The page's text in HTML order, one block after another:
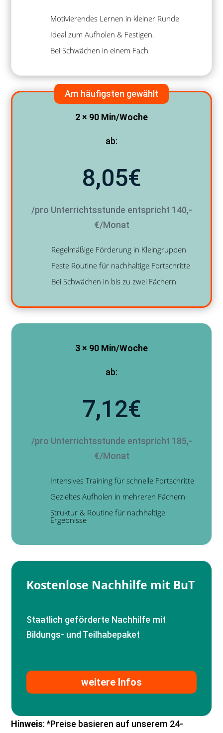
Motivierendes Lernen in kleiner Runde
Ideal zum Aufholen & Festigen.
Bei Schwächen in einem Fach
Am häufigsten gewählt
2 × 90 Min/Woche
ab:
8,05€
/pro Unterrichtsstunde entspricht 140,-
€/Monat
Regelmäßige Förderung in Kleingruppen
Feste Routine für nachhaltige Fortschritte
Bei Schwächen in bis zu zwei Fächern
3 × 90 Min/Woche
ab:
7,12€
/pro Unterrichtsstunde entspricht 185,-
€/Monat
Intensives Training für schnelle Fortschritte
Gezieltes Aufholen in mehreren Fächern
Struktur & Routine für nachhaltige
Ergebnisse
Kostenlose Nachhilfe mit BuT
Staatlich geförderte Nachhilfe mit
Bildungs- und Teilhabepaket
weitere Infos
Hinweis: *Preise basieren auf unserem 24-